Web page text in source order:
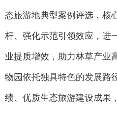
态旅游地典型案例评选，核
杆、强化示范引领效应，进
业提质增效，助力林草产业
物园依托独具特色的发展路
绩、优质生态旅游建设成果